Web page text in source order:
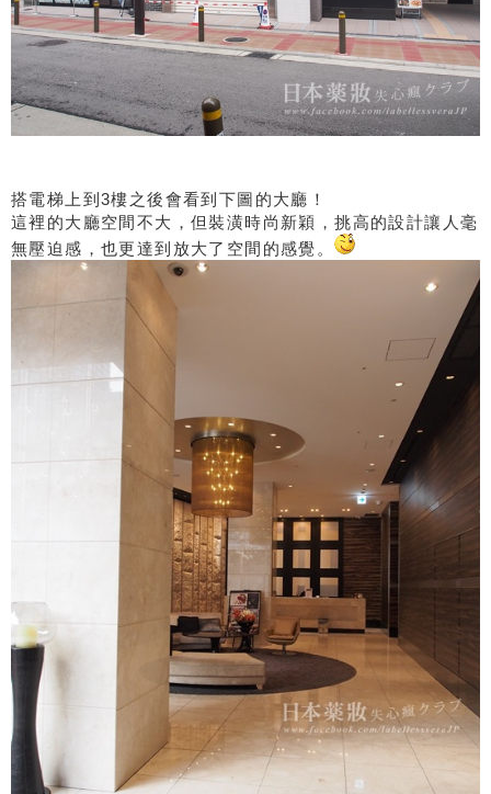
搭電梯上到3樓之後會看到下圖的大廳！
這裡的大廳空間不大，但裝潢時尚新穎，挑高的設計讓人毫
無壓迫感，也更達到放大了空間的感覺。